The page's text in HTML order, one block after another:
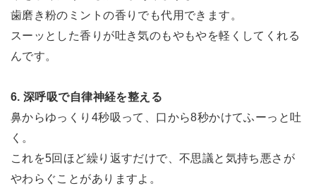
歯磨き粉のミントの香りでも代用できます。
スーッとした香りが吐き気のもやもやを軽くしてくれる
んです。
6. 深呼吸で自律神経を整える
鼻からゆっくり4秒吸って、口から8秒かけてふーっと吐
く。
これを5回ほど繰り返すだけで、不思議と気持ち悪さが
やわらぐことがありますよ。